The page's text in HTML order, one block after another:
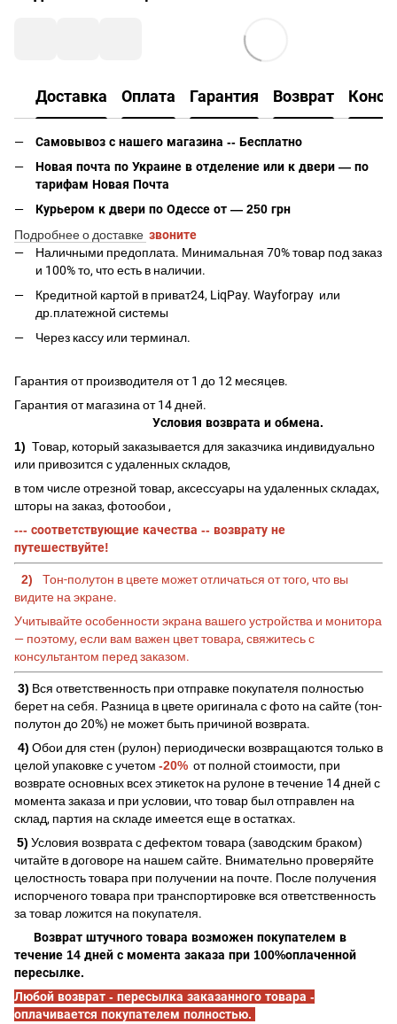
Доставка Оплата Гарантия Возврат
Самовывоз с нашего магазина -- Бесплатно
Новая почта по Украине в отделение или к двери — по
тарифам Новая Почта
Курьером к двери по Одессе от — 250 грн
Подробнее о доставке звоните
Наличными предоплата. Минимальная 70% товар под заказ
и 100% то, что есть в наличии.
Кредитной картой в приват24, LiqPay. Wayforpay или
др.платежной системы
Через кассу или терминал.
Гарантия от производителя от 1 до 12 месяцев.
Гарантия от магазина от 14 дней.
Условия возврата и обмена.
1) Товар, который заказывается для заказчика индивидуально
или привозится с удаленных складов,
в том числе отрезной товар, аксессуары на удаленных складах,
шторы на заказ, фотообои ,
--- соответствующие качества -- возврату не
путешествуйте!
2)
Тон-полутон в цвете может отличаться от того, что вы
видите на экране.
Учитывайте особенности экрана вашего устройства и монитора
— поэтому, если вам важен цвет товара, свяжитесь с
консультантом перед заказом.
3) Вся ответственность при отправке покупателя полностью
берет на себя. Разница в цвете оригинала с фото на сайте (тон-
полутон до 20%) не может быть причиной возврата.
4) Обои для стен (рулон) периодически возвращаются только в
целой упаковке с учетом -20% от полной стоимости, при
возврате основных всех этикеток на рулоне в течение 14 дней с
момента заказа и при условии, что товар был отправлен на
склад, партия на складе имеется еще в остатках.
5) Условия возврата с дефектом товара (заводским браком)
читайте в договоре на нашем сайте. Внимательно проверяйте
целостность товара при получении на почте. После получения
испорченого товара при транспортировке вся ответственность
за товар ложится на покупателя.
Возврат штучного товара возможен покупателем в
течение 14 дней с момента заказа при 100%оплаченной
пересылке.
Любой возврат - пересылка заказанного товара -
оплачивается покупателем полностью.